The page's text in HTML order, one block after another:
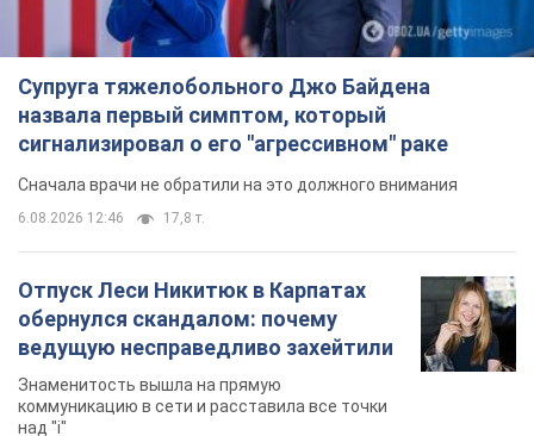
Супруга тяжелобольного Джо Байдена
назвала первый симптом, который
сигнализировал о его "агрессивном" раке
Сначала врачи не обратили на это должного внимания
6.08.2026 12:46 17,8 т.
Отпуск Леси Никитюк в Карпатах
обернулся скандалом: почему
ведущую несправедливо захейтили
Знаменитость вышла на прямую
коммуникацию в сети и расставила все точки
над "i"